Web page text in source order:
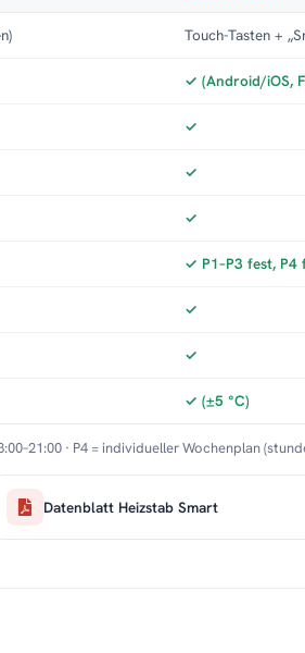
Touch-Tasten +
✓ (Android/iOS,
✓
✓
✓
✓ P1–P3 fest, P4
✓
✓
✓ (±5 °C)
· P4 = individueller Wochenplan
Datenblatt Heizstab Smart